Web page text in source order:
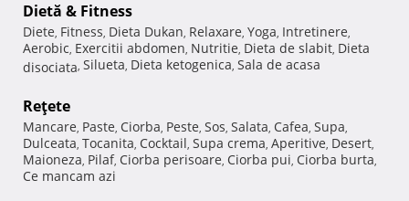
Dietă & Fitness
Diete, Fitness, Dieta Dukan, Relaxare, Yoga, Intretinere,
Aerobic, Exercitii abdomen, Nutritie, Dieta de slabit, Dieta
disociata, Silueta, Dieta ketogenica, Sala de acasa
Reţete
Mancare, Paste, Ciorba, Peste, Sos, Salata, Cafea, Supa,
Dulceata, Tocanita, Cocktail, Supa crema, Aperitive, Desert,
Maioneza, Pilaf, Ciorba perisoare, Ciorba pui, Ciorba burta,
Ce mancam azi